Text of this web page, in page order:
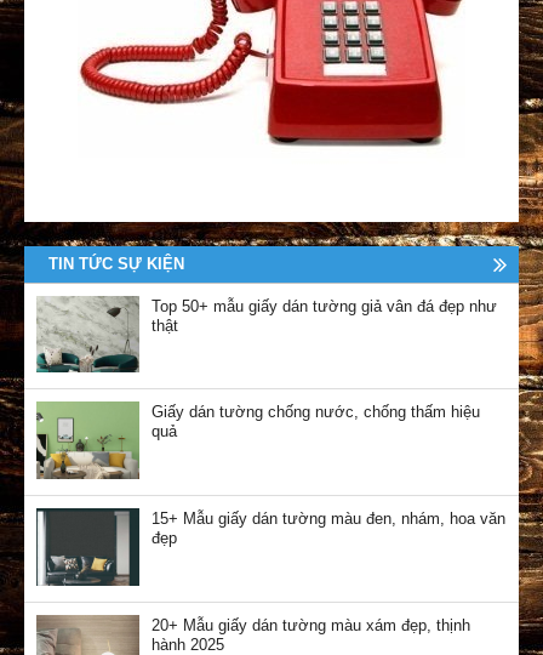
TIN TỨC SỰ KIỆN
Top 50+ mẫu giấy dán tường giả vân đá đẹp như
thật
Giấy dán tường chống nước, chống thấm hiệu
quả
15+ Mẫu giấy dán tường màu đen, nhám, hoa văn
đẹp
20+ Mẫu giấy dán tường màu xám đẹp, thịnh
hành 2025